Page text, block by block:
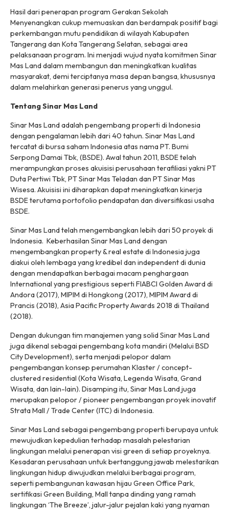
Hasil dari penerapan program Gerakan Sekolah
Menyenangkan cukup memuaskan dan berdampak positif bagi
perkembangan mutu pendidikan di wilayah Kabupaten
Tangerang dan Kota Tangerang Selatan, sebagai area
pelaksanaan program. Ini menjadi wujud nyata komitmen Sinar
Mas Land dalam membangun dan meningkatkan kualitas
masyarakat, demi terciptanya masa depan bangsa, khususnya
dalam melahirkan generasi penerus yang unggul.
Tentang Sinar Mas Land
Sinar Mas Land adalah pengembang properti di Indonesia
dengan pengalaman lebih dari 40 tahun. Sinar Mas Land
tercatat di bursa saham Indonesia atas nama PT. Bumi
Serpong Damai Tbk, (BSDE). Awal tahun 2011, BSDE telah
merampungkan proses akuisisi perusahaan terafiliasi yakni PT
Duta Pertiwi Tbk, PT Sinar Mas Teladan dan PT Sinar Mas
Wisesa. Akuisisi ini diharapkan dapat meningkatkan kinerja
BSDE terutama portofolio pendapatan dan diversifikasi usaha
BSDE.
Sinar Mas Land telah mengembangkan lebih dari 50 proyek di
Indonesia. Keberhasilan Sinar Mas Land dengan
mengembangkan property & real estate di Indonesia juga
diakui oleh lembaga yang kredibel dan independent di dunia
dengan mendapatkan berbagai macam penghargaan
International yang prestigious seperti FIABCI Golden Award di
Andora (2017), MIPIM di Hongkong (2017), MIPIM Award di
Prancis (2018), Asia Pacific Property Awards 2018 di Thailand
(2018).
Dengan dukungan tim manajemen yang solid Sinar Mas Land
juga dikenal sebagai pengembang kota mandiri (Melalui BSD
City Development), serta menjadi pelopor dalam
pengembangan konsep perumahan Klaster / concept-
clustered residential (Kota Wisata, Legenda Wisata, Grand
Wisata, dan lain-lain). Disamping itu, Sinar Mas Land juga
merupakan pelopor / pioneer pengembangan proyek inovatif
Strata Mall / Trade Center (ITC) di Indonesia.
Sinar Mas Land sebagai pengembang properti berupaya untuk
mewujudkan kepedulian terhadap masalah pelestarian
lingkungan melalui penerapan visi green di setiap proyeknya.
Kesadaran perusahaan untuk bertanggung jawab melestarikan
lingkungan hidup diwujudkan melalui berbagai program,
seperti pembangunan kawasan hijau Green Office Park,
sertifikasi Green Building, Mall tanpa dinding yang ramah
lingkungan ‘The Breeze’, jalur-jalur pejalan kaki yang nyaman